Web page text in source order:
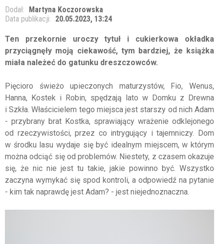
Dodał: Martyna Koczorowska
Data publikacji: 20.05.2023, 13:24
Ten przekornie uroczy tytuł i cukierkowa okładka
przyciągnęły moją ciekawość, tym bardziej, że książka
miała należeć do gatunku dreszczowców.
Pięcioro świeżo upieczonych maturzystów, Fio, Wenus,
Hanna, Kostek i Robin, spędzają lato w Domku z Drewna
i Szkła. Właścicielem tego miejsca jest starszy od nich Adam
- przybrany brat Kostka, sprawiający wrażenie odklejonego
od rzeczywistości, przez co intrygujący i tajemniczy. Dom
w środku lasu wydaje się być idealnym miejscem, w którym
można odciąć się od problemów. Niestety, z czasem okazuje
się, że nic nie jest tu takie, jakie powinno być. Wszystko
zaczyna wymykać się spod kontroli, a odpowiedź na pytanie
- kim tak naprawdę jest Adam? - jest niejednoznaczna.